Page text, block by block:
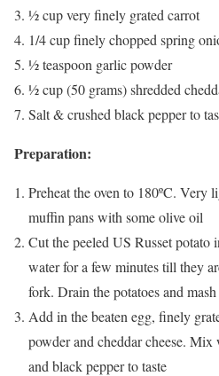
½ cup very finely grated carrot
1/4 cup finely chopped spring
½ teaspoon garlic powder
½ cup (50 grams) shredded
Salt & crushed black pepper to
Preparation:
Preheat the oven to 180ºC. Very
muffin pans with some olive oil
Cut the peeled US Russet potato
water for a few minutes till they
fork. Drain the potatoes and
Add in the beaten egg, finely
powder and cheddar cheese.
and black pepper to taste